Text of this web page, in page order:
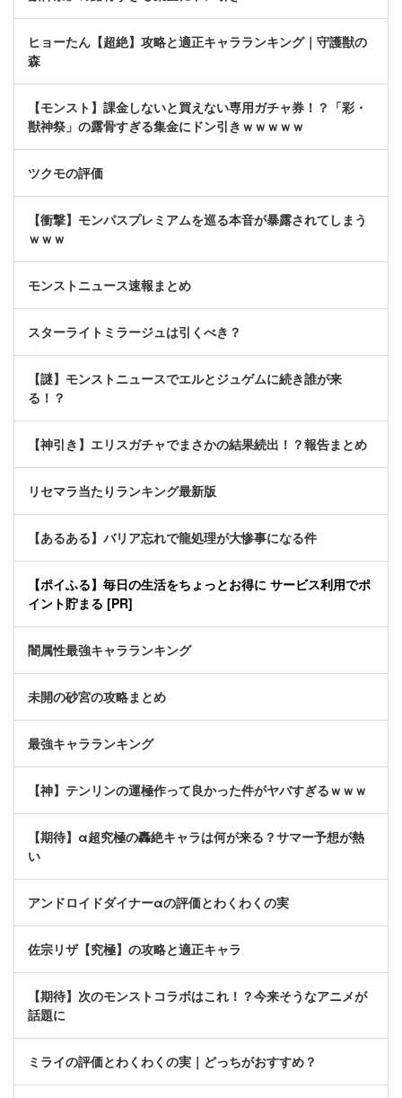
ヒョーたん【超絶】攻略と適正キャラランキング｜守護獣の
森
【モンスト】課金しないと買えない専用ガチャ券！？「彩・
獣神祭」の露骨すぎる集金にドン引きｗｗｗｗｗ
ツクモの評価
【衝撃】モンパスプレミアムを巡る本音が暴露されてしまう
ｗｗｗ
モンストニュース速報まとめ
スターライトミラージュは引くべき？
【謎】モンストニュースでエルとジュゲムに続き誰が来
る！？
【神引き】エリスガチャでまさかの結果続出！？報告まとめ
リセマラ当たりランキング最新版
【あるある】バリア忘れで龍処理が大惨事になる件
【ポイふる】毎日の生活をちょっとお得に サービス利用でポ
イント貯まる [PR]
闇属性最強キャラランキング
未開の砂宮の攻略まとめ
最強キャラランキング
【神】テンリンの運極作って良かった件がヤバすぎるｗｗｗ
【期待】α超究極の轟絶キャラは何が来る？サマー予想が熱
い
アンドロイドダイナーαの評価とわくわくの実
佐宗リザ【究極】の攻略と適正キャラ
【期待】次のモンストコラボはこれ！？今来そうなアニメが
話題に
ミライの評価とわくわくの実｜どっちがおすすめ？